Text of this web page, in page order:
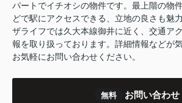
パートでイチオシの物件です。最上階の物
どで駅にアクセスできる、立地の良さも魅
ザライフでは久大本線御井に近く、交通ア
報を取り扱っております。詳細情報などが
お気軽にお問い合わせください。
無料 お問い合わせ